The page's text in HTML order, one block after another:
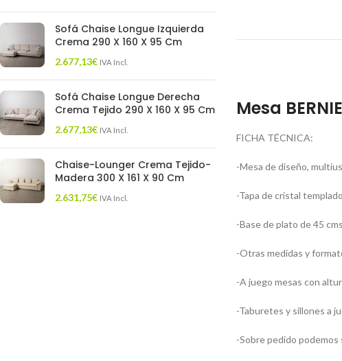
Sofá Chaise Longue Izquierda
Crema 290 X 160 X 95 Cm
2.677,13€ IVA Incl.
Sofá Chaise Longue Derecha
Crema Tejido 290 X 160 X 95 Cm
2.677,13€ IVA Incl.
Chaise-Lounger Crema Tejido-
Madera 300 X 161 X 90 Cm
2.631,75€ IVA Incl.
Mesa
FICHA TÉCNICA:
-Mesa de diseño,
-Tapa de cristal
-Base de plato de 45
-Otras medidas y
-A juego mesas con
-Taburetes y sillones a
-Sobre pedido